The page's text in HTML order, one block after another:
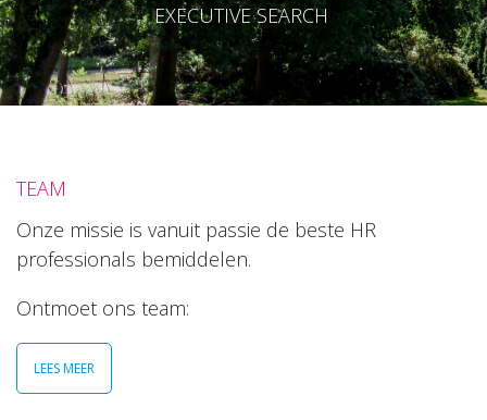
EXECUTIVE SEARCH
TEAM
Onze missie is vanuit passie de beste HR
professionals bemiddelen.
Ontmoet ons team:
LEES MEER